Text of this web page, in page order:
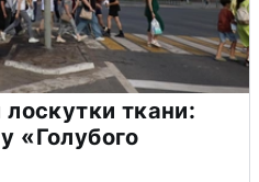
ткани:
«Голубого